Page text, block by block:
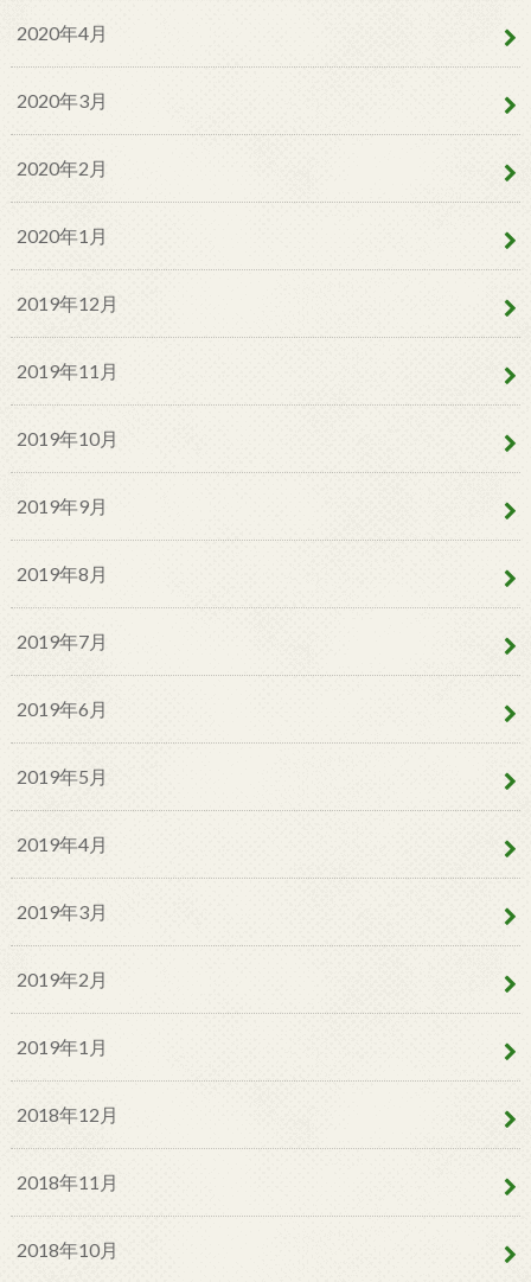
2020年4月
2020年3月
2020年2月
2020年1月
2019年12月
2019年11月
2019年10月
2019年9月
2019年8月
2019年7月
2019年6月
2019年5月
2019年4月
2019年3月
2019年2月
2019年1月
2018年12月
2018年11月
2018年10月